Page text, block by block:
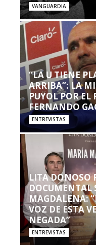
VANGUARDIA
“LA U TIENE
ARRIBA”: LA
PUYOL POR EL
FERNANDO
ENTREVISTAS
LITA DONOSO
DOCUMENTAL
MAGDALENA:
VOZ DE ESTA
NEGADA”
ENTREVISTAS